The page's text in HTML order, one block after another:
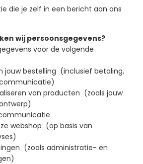
die je zelf in een bericht aan ons
wij persoonsgegevens?
voor de volgende
jouw bestelling (inclusief betaling,
van producten (zoals jouw
webshop (op basis van
(zoals administratie- en